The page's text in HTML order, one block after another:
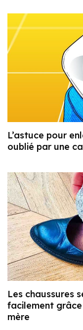
L’astuce pour
oublié par une
Les chaussures
facilement
mère